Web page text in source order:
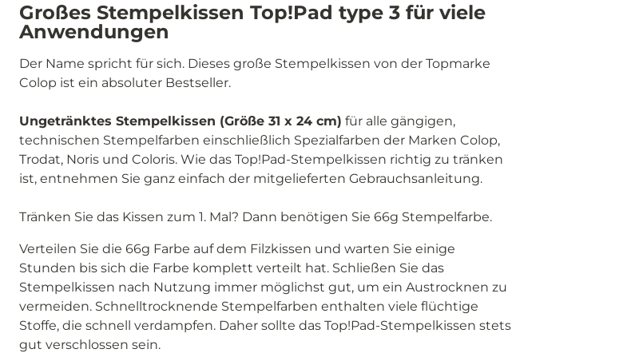
Großes Stempelkissen Top!Pad type 3 für viele
Anwendungen
Der Name spricht für sich. Dieses große Stempelkissen von der Topmarke
Colop ist ein absoluter Bestseller.
Ungetränktes Stempelkissen (Größe 31 x 24 cm) für alle gängigen,
technischen Stempelfarben einschließlich Spezialfarben der Marken Colop,
Trodat, Noris und Coloris. Wie das Top!Pad-Stempelkissen richtig zu tränken
ist, entnehmen Sie ganz einfach der mitgelieferten Gebrauchsanleitung.
Tränken Sie das Kissen zum 1. Mal? Dann benötigen Sie 66g Stempelfarbe.
Verteilen Sie die 66g Farbe auf dem Filzkissen und warten Sie einige
Stunden bis sich die Farbe komplett verteilt hat. Schließen Sie das
Stempelkissen nach Nutzung immer möglichst gut, um ein Austrocknen zu
vermeiden. Schnelltrocknende Stempelfarben enthalten viele flüchtige
Stoffe, die schnell verdampfen. Daher sollte das Top!Pad-Stempelkissen stets
gut verschlossen sein.